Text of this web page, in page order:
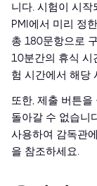
니다. 시험이 시
PMI에서 미리 정
총 180문항으로
10분간의 휴식 시
험 시간에서 해당
또한, 제출 버튼
돌아갈 수 없습니
사용하여 감독관
을 참조하세요.